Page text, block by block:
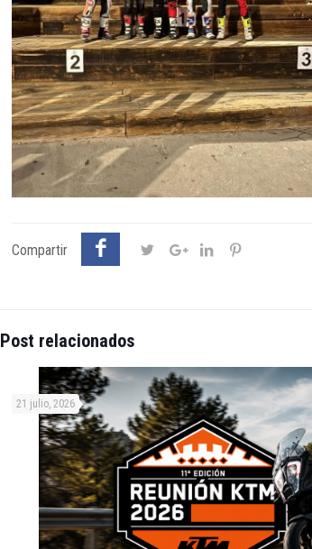
Compartir
Post relacionados
21 julio, 2026